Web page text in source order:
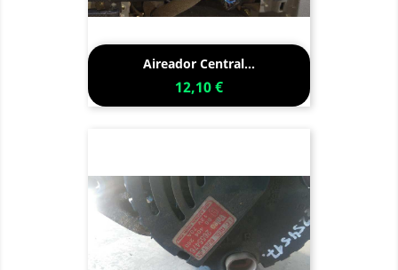
Aireador Central...
12,10 €